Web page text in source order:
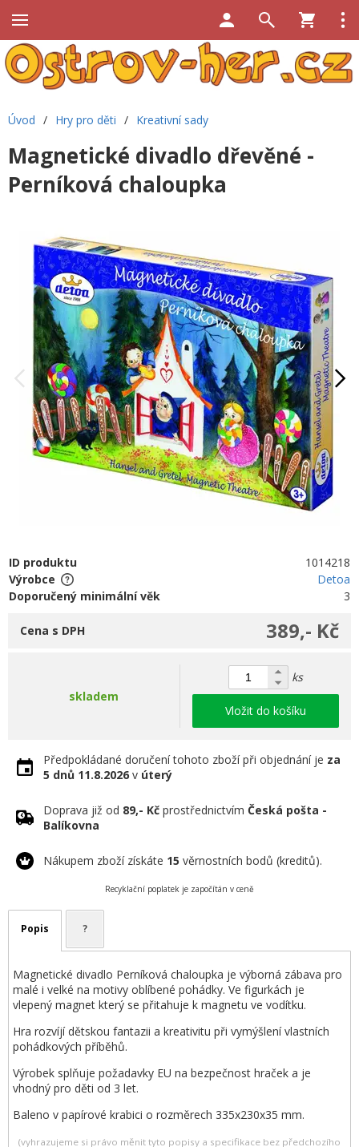
Úvod / Hry pro děti / Kreativní sady
Magnetické divadlo dřevěné -
Perníková chaloupka
ID produktu
1014218
Výrobce
Detoa
Doporučený minimální věk
3
389,- Kč
Cena s DPH
skladem
ks
Vložit do košíku
Předpokládané doručení tohoto zboží při objednání je za
5 dnů 11.8.2026 v úterý
Doprava již od 89,- Kč prostřednictvím Česká pošta -
Balíkovna
Nákupem zboží získáte 15 věrnostních bodů (kreditů).
Recyklační poplatek je započítán v ceně
Popis ?
Magnetické divadlo Perníková chaloupka je výborná zábava pro
malé i velké na motivy oblíbené pohádky. Ve figurkách je
vlepený magnet který se přitahuje k magnetu ve vodítku.
Hra rozvíjí dětskou fantazii a kreativitu při vymýšlení vlastních
pohádkových příběhů.
Výrobek splňuje požadavky EU na bezpečnost hraček a je
vhodný pro děti od 3 let.
Baleno v papírové krabici o rozměrech 335x230x35 mm.
(vyhrazujeme si právo měnit tyto popisy a specifikace bez předchozího